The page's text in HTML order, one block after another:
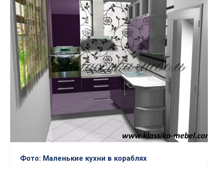
Фото: Маленькие кухни в кораблях